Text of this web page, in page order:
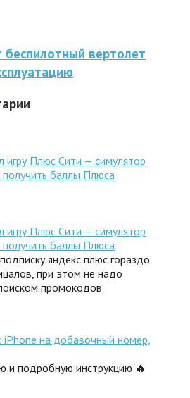
беспилотный вертолет
игру Плюс Сити — симулятор
баллы Плюса
игру Плюс Сити — симулятор
баллы Плюса
яндекс плюс гораздо
при этом не надо
промокодов
iPhone на добавочный номер,
и подробную инструкцию 🔥